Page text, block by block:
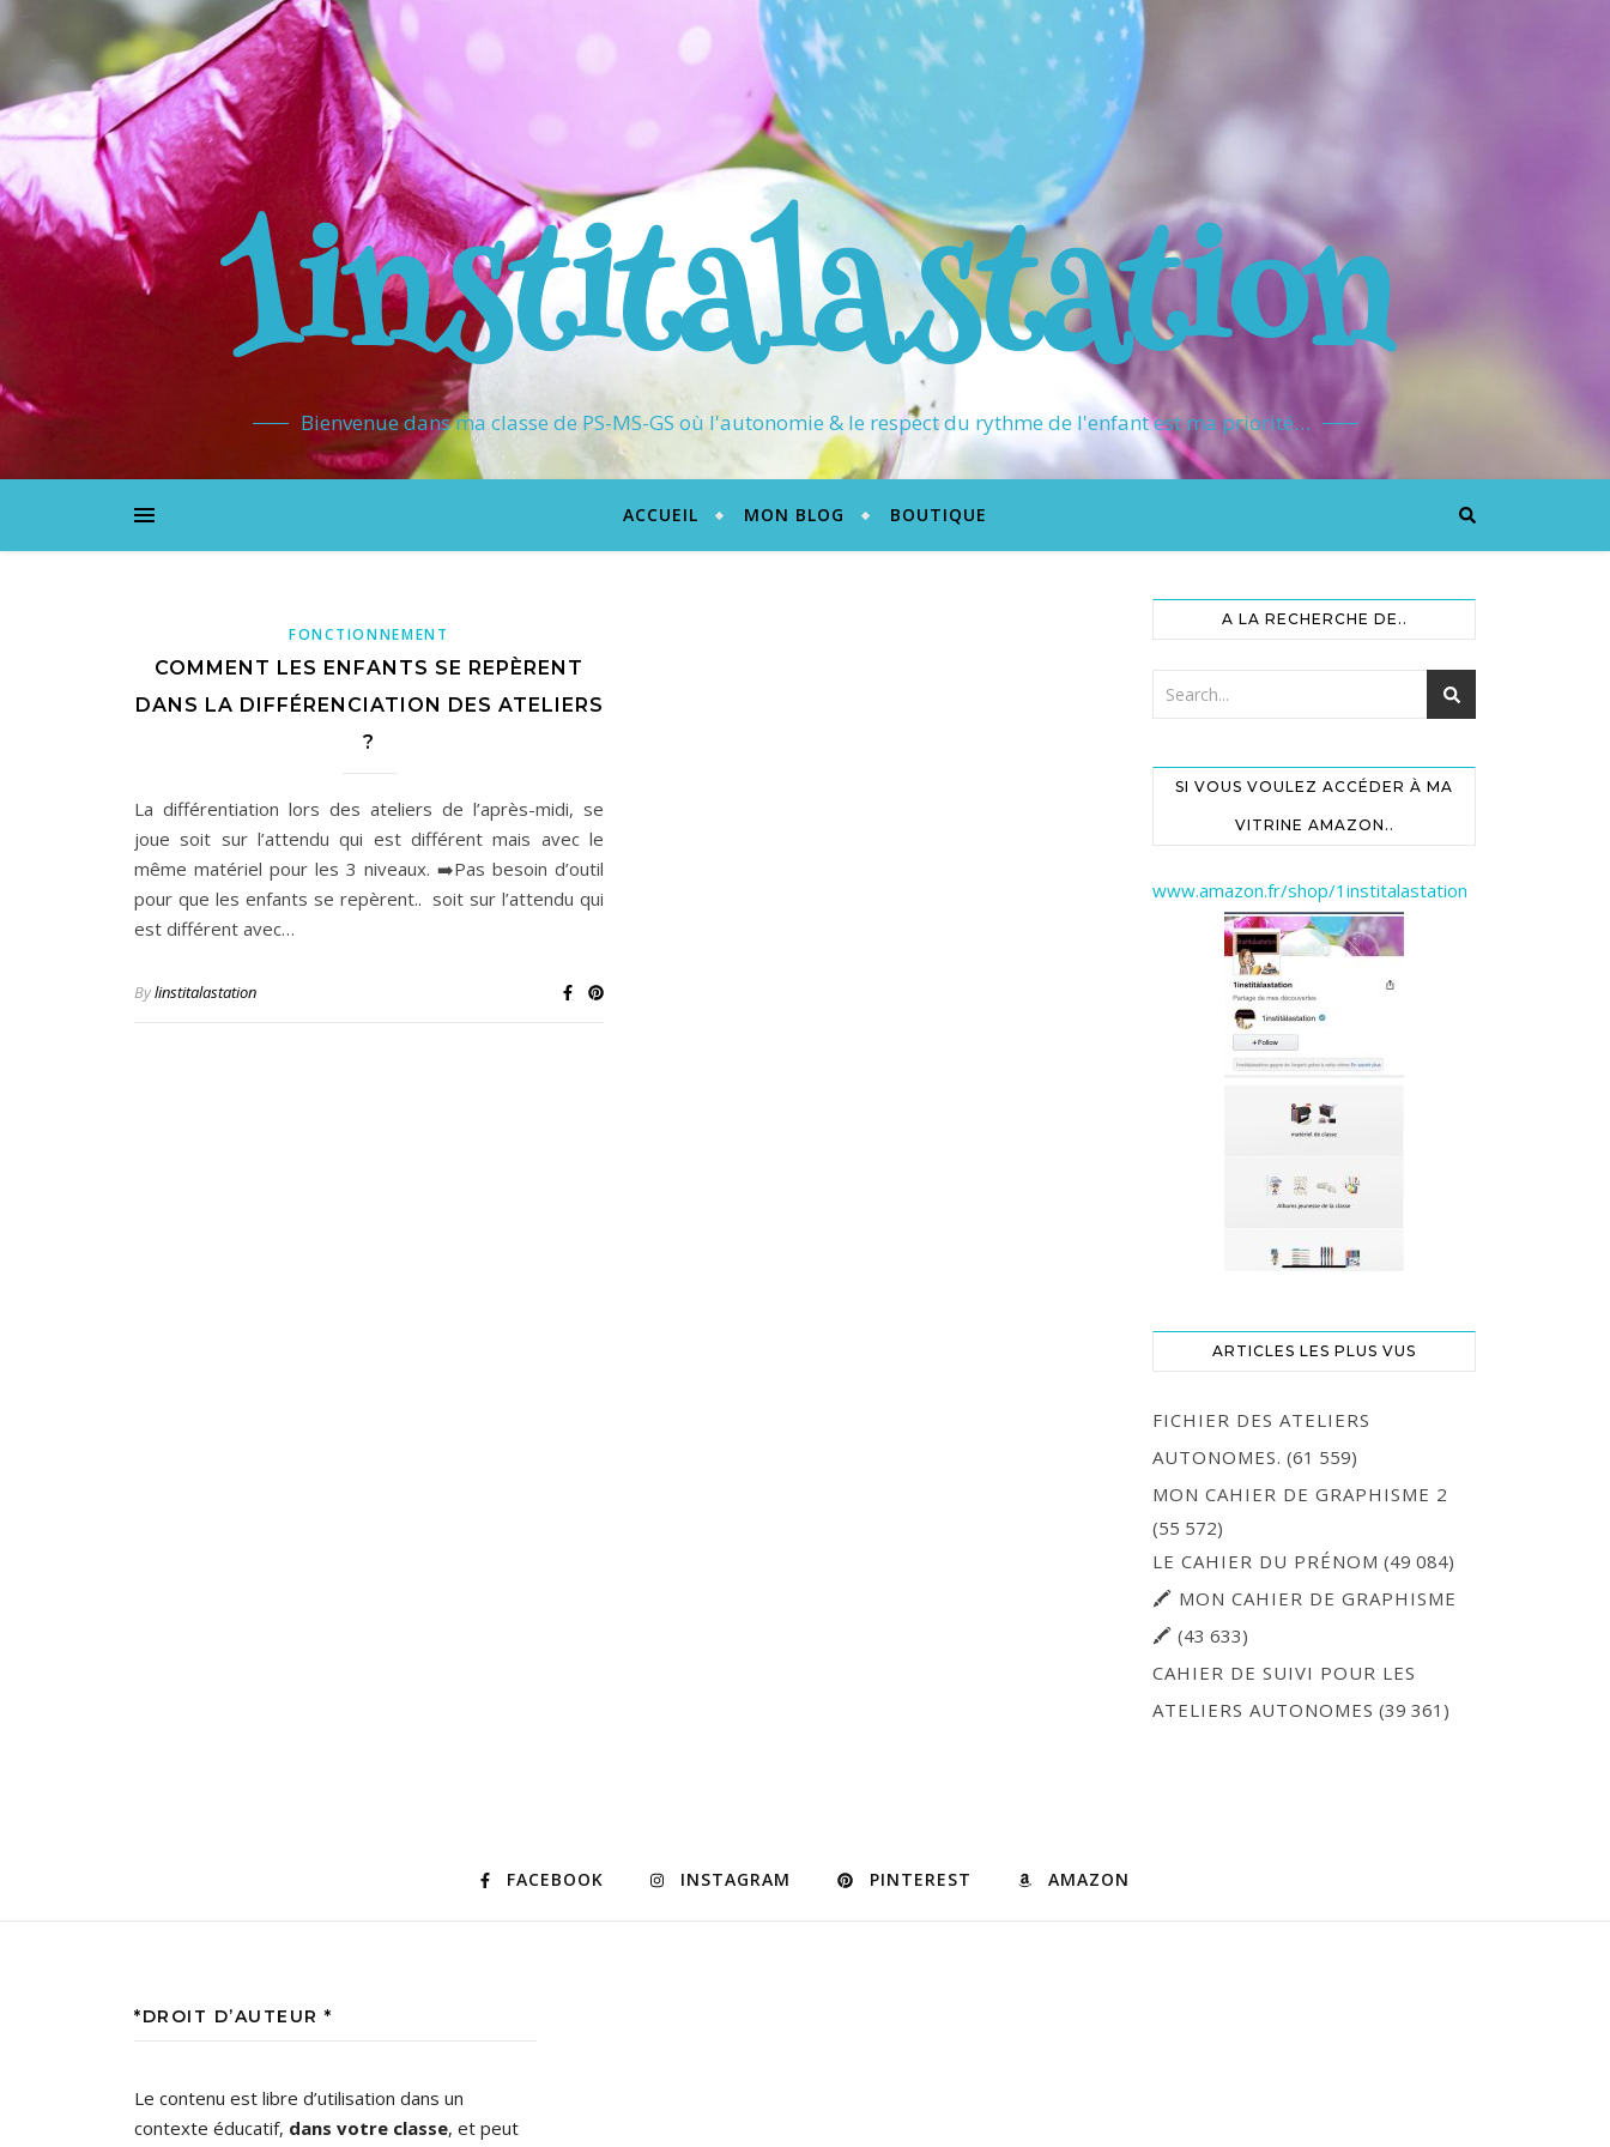
1institalastation
Bienvenue dans ma classe de PS-MS-GS où l'autonomie & le respect du rythme de l'enfant est ma priorité…
ACCUEIL MON BLOG BOUTIQUE
FONCTIONNEMENT
COMMENT LES ENFANTS SE REPÈRENT
DANS LA DIFFÉRENCIATION DES ATELIERS
?
La différentiation lors des ateliers de l’après-midi, se
joue soit sur l’attendu qui est différent mais avec le
même matériel pour les 3 niveaux. ➡️Pas besoin d’outil
pour que les enfants se repèrent.. soit sur l’attendu qui
est différent avec…
Bylinstitalastation
A LA RECHERCHE DE..
SI VOUS VOULEZ ACCÉDER À MA
VITRINE AMAZON..
www.amazon.fr/shop/1institalastation
ARTICLES LES PLUS VUS
FICHIER DES ATELIERS
AUTONOMES. (61 559)
MON CAHIER DE GRAPHISME 2
(55 572)
LE CAHIER DU PRÉNOM (49 084)
🖍 MON CAHIER DE GRAPHISME
🖍 (43 633)
CAHIER DE SUIVI POUR LES
ATELIERS AUTONOMES (39 361)
FACEBOOK INSTAGRAM PINTEREST AMAZON
*DROIT D’AUTEUR *
Le contenu est libre d’utilisation dans un
contexte éducatif, dans votre classe, et peut